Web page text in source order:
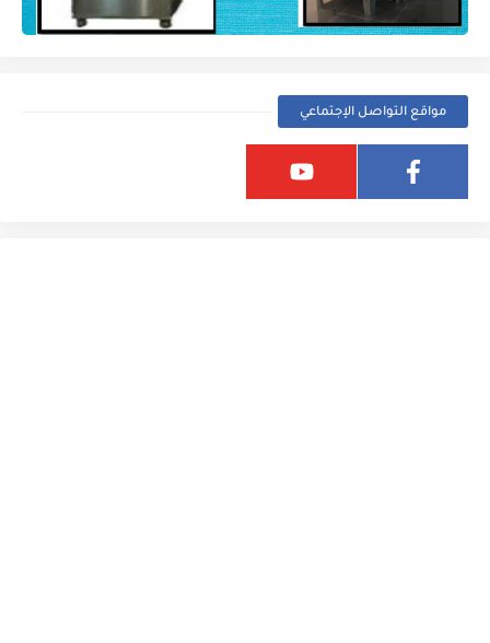
مواقع التواصل الإجتماعي